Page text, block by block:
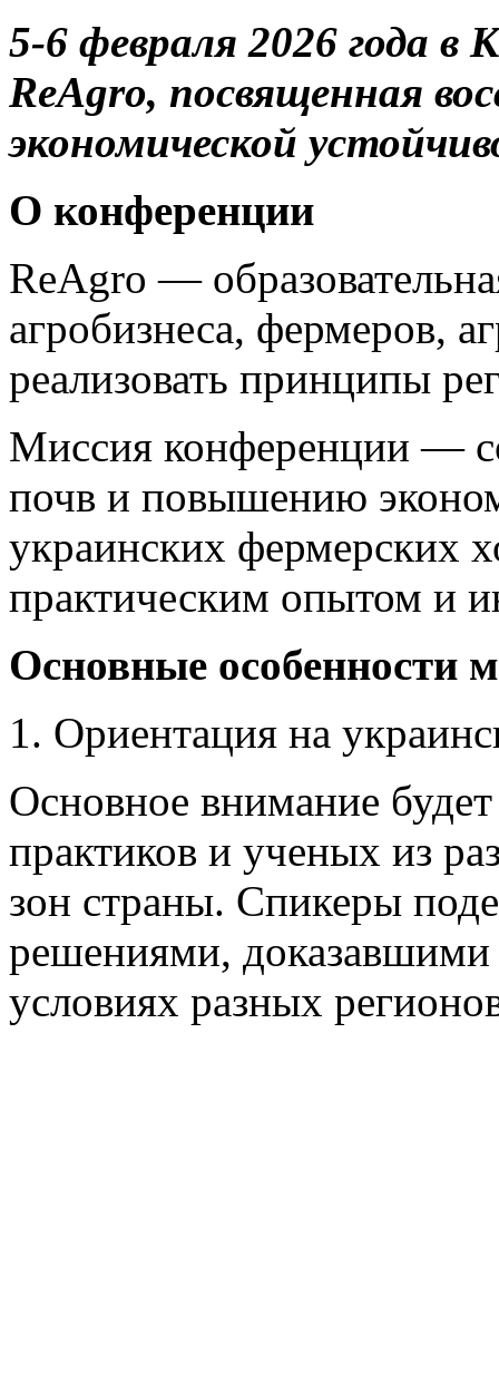
5-6 февраля 2026 года в
ReAgro, посвященная
экономической
О конференции
ReAgro —
агробизнеса, фермеров,
реализовать принципы
Миссия конференции —
почв и повышению
украинских фермерских
практическим опытом и
Основные особенности
1. Ориентация на
Основное внимание
практиков и ученых из
зон страны. Спикеры
решениями,
условиях разных